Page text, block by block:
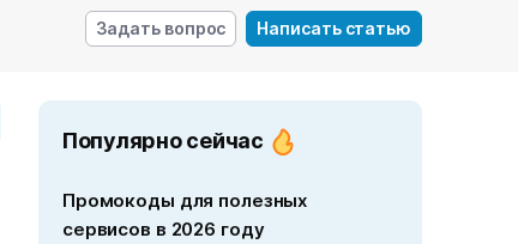
Задать вопрос Написать статью
Популярно сейчас
Промокоды для полезных
сервисов в 2026 году